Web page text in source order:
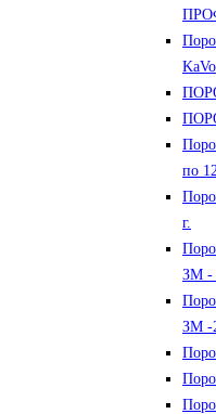
KaVo
по
г.
ЗМ -
ЗМ -